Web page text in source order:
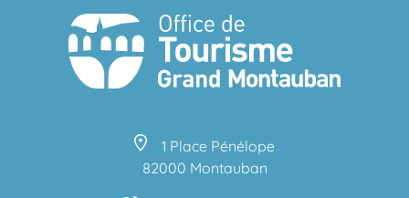
1 Place Pénélope
82000 Montauban